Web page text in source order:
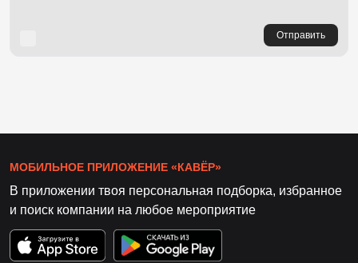
Отправить
МОБИЛЬНОЕ ПРИЛОЖЕНИЕ «КАВЁР»
В приложении твоя персональная подборка, избранное
и поиск компании на любое мероприятие